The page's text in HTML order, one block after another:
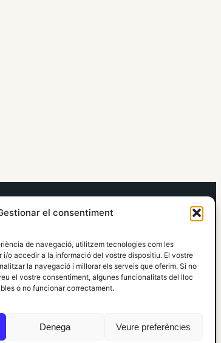
el consentiment
de navegació, utilitzem tecnologies com les
i/o accedir a la informació del vostre dispositiu. El vostre
la navegació i millorar els serveis que oferim. Si no
el vostre consentiment, algunes funcionalitats del lloc
o no funcionar correctament.
Denega Veure preferències
de Cookies
Editorial